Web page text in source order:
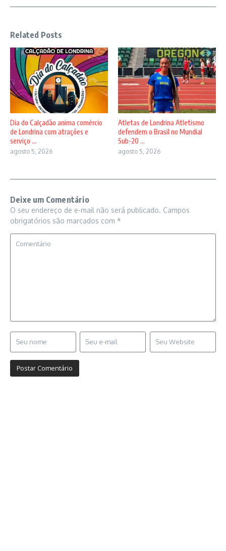
Related Posts
Dia do Calçadão anima comércio
de Londrina com atrações e
serviço ...
agosto 5, 2026
Atletas de Londrina Atletismo
defendem o Brasil no Mundial
Sub-20 ...
agosto 5, 2026
Deixe um Comentário
O seu endereço de e-mail não será publicado. Campos
obrigatórios são marcados com *